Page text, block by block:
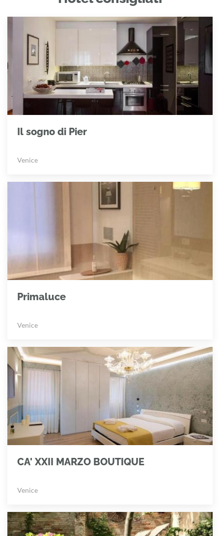
Il sogno di Pier
Venice
Primaluce
Venice
CA' XXII MARZO BOUTIQUE
Venice